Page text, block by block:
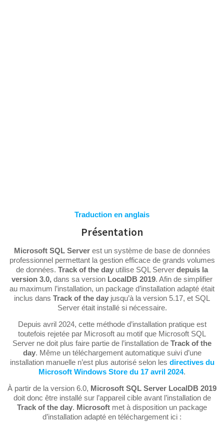
Traduction en anglais
Présentation
Microsoft SQL Serverest un système de base de données
professionnel permettant la gestion efficace de grands volumes
de données. Track of the day utilise SQL Server depuis la
version 3.0, dans sa version LocalDB 2019. Afin de simplifier
au maximum l’installation, un package d’installation adapté était
inclus dans Track of the day jusqu’à la version 5.17, et SQL
Server était installé si nécessaire.
Depuis avril 2024, cette méthode d’installation pratique est
toutefois rejetée par Microsoft au motif que Microsoft SQL
Server ne doit plus faire partie de l’installation de Track of the
day. Même un téléchargement automatique suivi d’une
installation manuelle n’est plus autorisé selon les directives du
Microsoft Windows Store du 17 avril 2024.
À partir de la version 6.0, Microsoft SQL Server LocalDB 2019
doit donc être installé sur l’appareil cible avant l’installation de
Track of the day. Microsoft met à disposition un package
d’installation adapté en téléchargement ici :